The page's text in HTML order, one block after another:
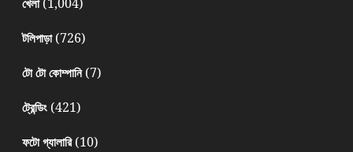
খেলা
টলিপাড়া(726)
টো টো কোম্পানি(7)
ট্রেন্ডিং(421)
ফটো গ্যালারি(10)